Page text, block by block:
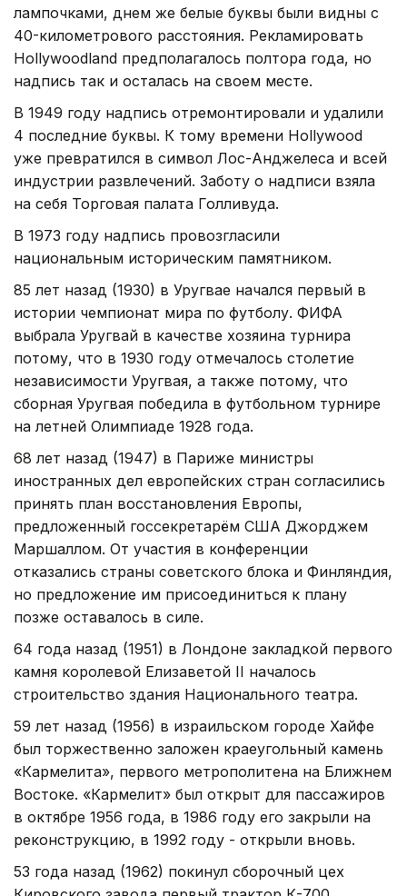
лампочками, днем же белые буквы были видны с
40-километрового расстояния. Рекламировать
Hollywoodland предполагалось полтора года, но
надпись так и осталась на своем месте.
В 1949 году надпись отремонтировали и удалили
4 последние буквы. К тому времени Hollywood
уже превратился в символ Лос-Анджелеса и всей
индустрии развлечений. Заботу о надписи взяла
на себя Торговая палата Голливуда.
В 1973 году надпись провозгласили
национальным историческим памятником.
85 лет назад (1930) в Уругвае начался первый в
истории чемпионат мира по футболу. ФИФА
выбрала Уругвай в качестве хозяина турнира
потому, что в 1930 году отмечалось столетие
независимости Уругвая, а также потому, что
сборная Уругвая победила в футбольном турнире
на летней Олимпиаде 1928 года.
68 лет назад (1947) в Париже министры
иностранных дел европейских стран согласились
принять план восстановления Европы,
предложенный госсекретарём США Джорджем
Маршаллом. От участия в конференции
отказались страны советского блока и Финляндия,
но предложение им присоединиться к плану
позже оставалось в силе.
64 года назад (1951) в Лондоне закладкой первого
камня королевой Елизаветой II началось
строительство здания Национального театра.
59 лет назад (1956) в израильском городе Хайфе
был торжественно заложен краеугольный камень
«Кармелита», первого метрополитена на Ближнем
Востоке. «Кармелит» был открыт для пассажиров
в октябре 1956 года, в 1986 году его закрыли на
реконструкцию, в 1992 году - открыли вновь.
53 года назад (1962) покинул сборочный цех